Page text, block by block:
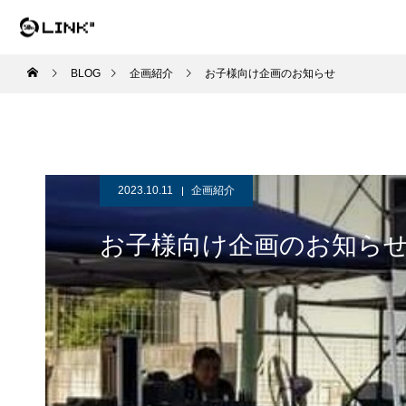
BLOG 企画紹介 お子様向け企画のお知らせ
2023.10.11 企画紹介
お子様向け企画のお知ら